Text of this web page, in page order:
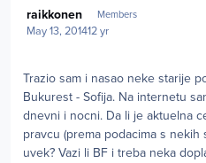
raikkonen Members
May 13, 201412 yr
Trazio sam i nasao neke starije
Bukurest - Sofija. Na internetu
dnevni i nocni. Da li je aktuelna
pravcu (prema podacima s nekih
uvek? Vazi li BF i treba neka